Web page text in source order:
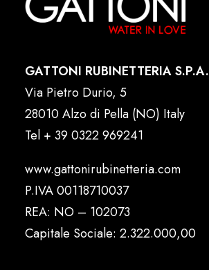
GATTONI RUBINETTERIA S.P.A.
Via Pietro Durio, 5
28010 Alzo di Pella (NO) Italy
Tel + 39 0322 969241
www.gattonirubinetteria.com
P.IVA 00118710037
REA: NO – 102073
Capitale Sociale: 2.322.000,00